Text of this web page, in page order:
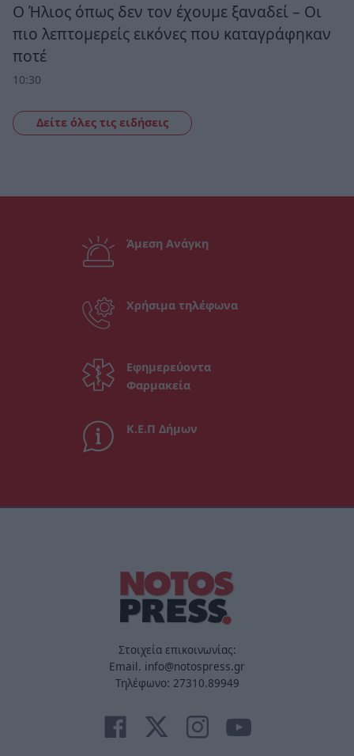
Ο Ήλιος όπως δεν τον έχουμε ξαναδεί – Οι
πιο λεπτομερείς εικόνες που καταγράφηκαν
ποτέ
10:30
Δείτε όλες τις ειδήσεις
Άμεση Ανάγκη
Χρήσιμα τηλέφωνα
Εφημερεύοντα
Φαρμακεία
Κ.Ε.Π Δήμων
Στοιχεία επικοινωνίας:
Email. info@notospress.gr
Τηλέφωνο: 27310.89949